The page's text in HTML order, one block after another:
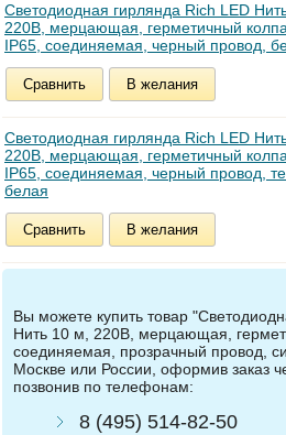
Светодиодная гирлянда Rich LED
220В, мерцающая, герметичный
IP65, соединяемая, черный провод,
Сравнить В желания
Светодиодная гирлянда Rich LED
220В, мерцающая, герметичный
IP65, соединяемая, черный провод,
белая
Сравнить В желания
Вы можете купить товар
Нить 10 м, 220В, мерцающая,
соединяемая, прозрачный провод,
Москве или России, оформив заказ
позвонив по телефонам:
8 (495) 514-82-50